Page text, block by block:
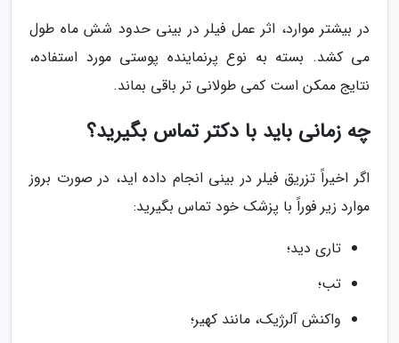
در بیشتر موارد، اثر عمل فیلر در بینی حدود شش ماه طول
می کشد. بسته به نوع پرنماینده پوستی مورد استفاده،
نتایج ممکن است کمی طولانی تر باقی بماند.
چه زمانی باید با دکتر تماس بگیرید؟
اگر اخیراً تزریق فیلر در بینی انجام داده اید، در صورت بروز
موارد زیر فوراً با پزشک خود تماس بگیرید:
تاری دید؛
تب؛
واکنش آلرژیک، مانند کهیر؛